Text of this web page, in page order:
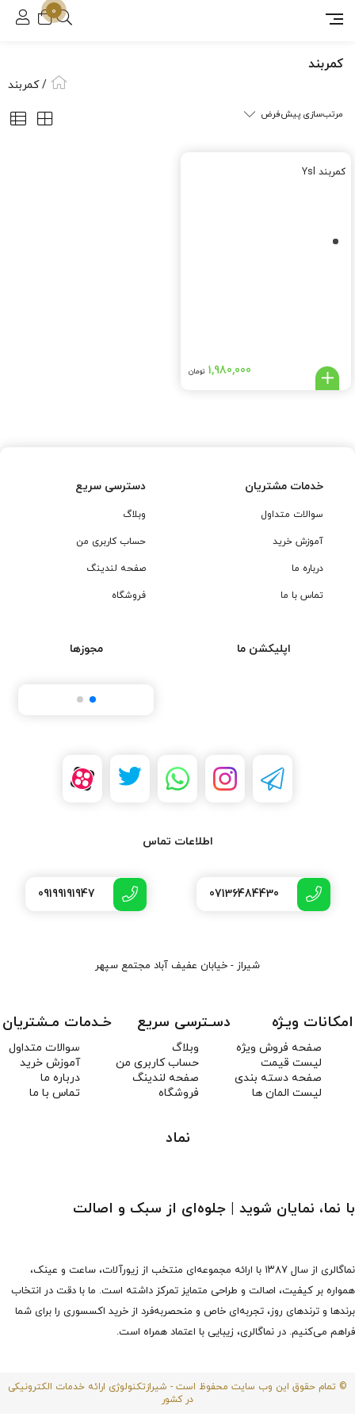
0
کمربند
/ کمربند
کمربند Ysl
1,980,000 تومان
خدمات مشتریان
سوالات متداول
آموزش خرید
درباره ما
تماس با ما
دسترسی سریع
وبلاگ
حساب کاربری من
صفحه لندینگ
فروشگاه
اپلیکشن ما مجوزها
اطلاعات تماس
07136484430
09199191947
شیراز - خیابان عفیف آباد مجتمع سپهر
امکانات ویـژه
صفحه فروش ویژه
لیست قیمت
صفحه دسته بندی
لیست المان ها
دسـترسی سریع
وبلاگ
حساب کاربری من
صفحه لندینگ
فروشگاه
خـدمات مـشتریان
سوالات متداول
آموزش خرید
درباره ما
تماس با ما
نماد
با نما، نمایان شوید | جلوه‌ای از سبک و اصالت
نماگالری از سال ۱۳۸۷ با ارائه مجموعه‌ای منتخب از زیورآلات، ساعت و عینک،
همواره بر کیفیت، اصالت و طراحی متمایز تمرکز داشته است. ما با دقت در انتخاب
برندها و ترندهای روز، تجربه‌ای خاص و منحصربه‌فرد از خرید اکسسوری را برای شما
فراهم می‌کنیم. در نماگالری، زیبایی با اعتماد همراه است.
© تمام حقوق این وب سایت محفوظ است - شیرازتکنولوژی ارائه خدمات الکترونیکی
در کشور